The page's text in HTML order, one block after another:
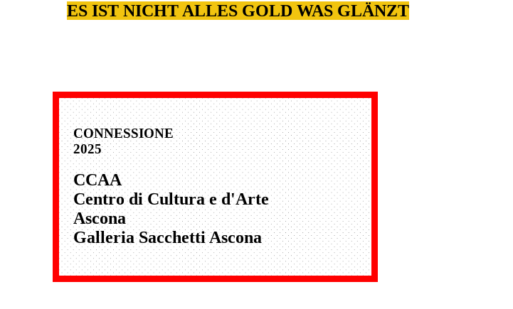
ES IST NICHT ALLES GOLD WAS GLÄNZT
CONNESSIONE
2025
CCAA
Centro di Cultura e d'Arte
Ascona
Galleria Sacchetti Ascona